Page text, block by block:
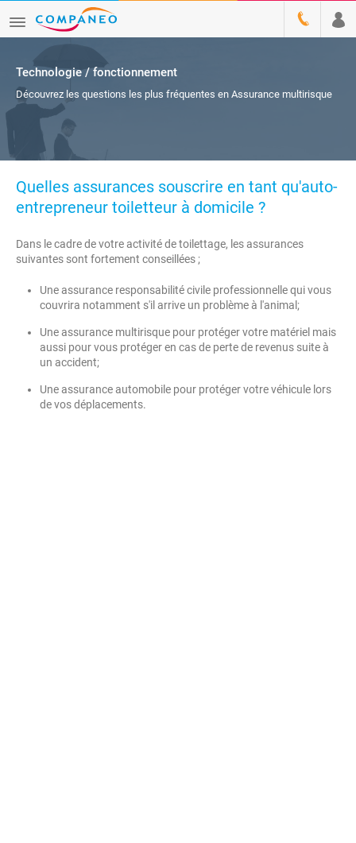
Technologie / fonctionnement
Découvrez les questions les plus fréquentes en Assurance multirisque
Quelles assurances souscrire en tant qu'auto-
entrepreneur toiletteur à domicile ?
Dans le cadre de votre activité de toilettage, les assurances
suivantes sont fortement conseillées ;
Une assurance responsabilité civile professionnelle qui vous
couvrira notamment s'il arrive un problème à l'animal;
Une assurance multirisque pour protéger votre matériel mais
aussi pour vous protéger en cas de perte de revenus suite à
un accident;
Une assurance automobile pour protéger votre véhicule lors
de vos déplacements.